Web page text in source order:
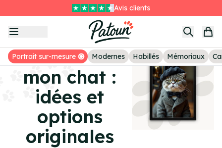
Livraison GRATUITE sans minimum
Le deuxième tableau à -25%
Avis clients
of
Portrait sur-mesure Modernes Habillés Mémoriaux
Portrait de
mon chat :
idées et
options
originales